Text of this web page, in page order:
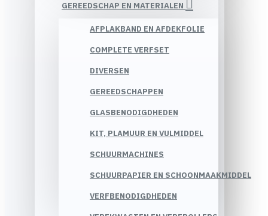
GEREEDSCHAP EN MATERIALEN
AFPLAKBAND EN AFDEKFOLIE
COMPLETE VERFSET
DIVERSEN
GEREEDSCHAPPEN
GLASBENODIGDHEDEN
KIT, PLAMUUR EN VULMIDDEL
SCHUURMACHINES
SCHUURPAPIER EN SCHOONMAAKMIDDEL
VERFBENODIGDHEDEN